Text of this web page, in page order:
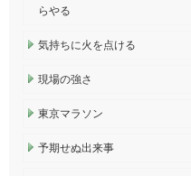
らやる
気持ちに火を点ける
現場の強さ
東京マラソン
予期せぬ出来事